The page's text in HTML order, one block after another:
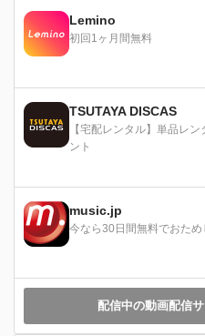
Lemino
初回1ヶ月間無料
TSUTAYA DISCAS
【宅配レンタル】単品レ
ント
music.jp
今なら30日間無料でおため
配信中の動画配信